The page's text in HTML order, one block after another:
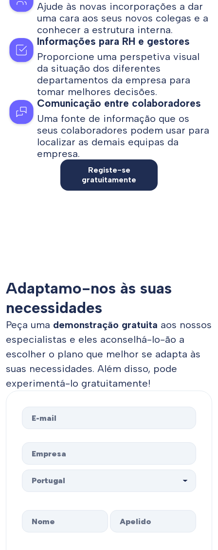
Ajude às novas incorporações a dar
uma cara aos seus novos colegas e a
conhecer a estrutura interna.
Informações para RH e gestores
Proporcione uma perspetiva visual
da situação dos diferentes
departamentos da empresa para
tomar melhores decisões.
Comunicação entre colaboradores
Uma fonte de informação que os
seus colaboradores podem usar para
localizar as demais equipas da
empresa.
Registe-se
gratuitamente
Adaptamo-nos às suas
necessidades
Peça uma demonstração gratuita aos nossos
especialistas e eles aconselhá-lo-ão a
escolher o plano que melhor se adapta às
suas necessidades. Além disso, pode
experimentá-lo gratuitamente!